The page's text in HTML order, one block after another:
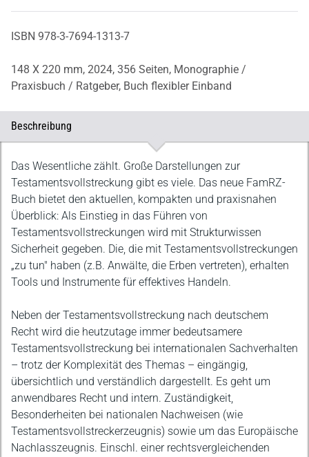
ISBN 978-3-7694-1313-7
148 X 220 mm, 2024, 356 Seiten, Monographie /
Praxisbuch / Ratgeber, Buch flexibler Einband
Beschreibung
Beschreibung
Das Wesentliche zählt. Große Darstellungen zur
Testamentsvollstreckung gibt es viele. Das neue FamRZ-
Buch bietet den aktuellen, kompakten und praxisnahen
Überblick: Als Einstieg in das Führen von
Testamentsvollstreckungen wird mit Strukturwissen
Sicherheit gegeben. Die, die mit Testamentsvollstreckungen
„zu tun" haben (z.B. Anwälte, die Erben vertreten), erhalten
Tools und Instrumente für effektives Handeln.
Neben der Testamentsvollstreckung nach deutschem
Recht wird die heutzutage immer bedeutsamere
Testamentsvollstreckung bei internationalen Sachverhalten
– trotz der Komplexität des Themas – eingängig,
übersichtlich und verständlich dargestellt. Es geht um
anwendbares Recht und intern. Zuständigkeit,
Besonderheiten bei nationalen Nachweisen (wie
Testamentsvollstreckerzeugnis) sowie um das Europäische
Nachlasszeugnis. Einschl. einer rechtsvergleichenden